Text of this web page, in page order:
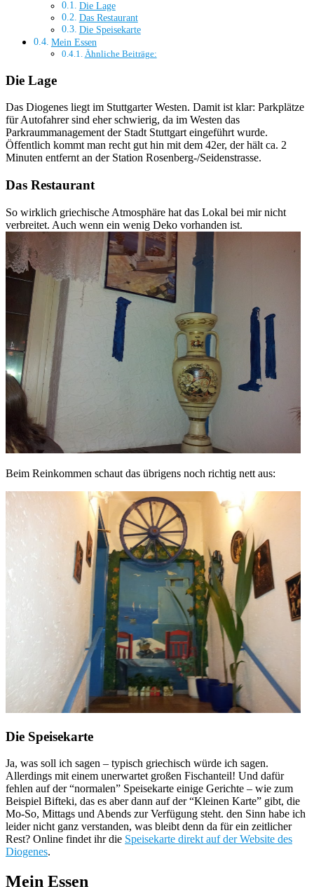
Die Lage
Das Restaurant
Die Speisekarte
Mein Essen
Ähnliche Beiträge:
Die Lage
Das Diogenes liegt im Stuttgarter Westen. Damit ist klar: Parkplätze
für Autofahrer sind eher schwierig, da im Westen das
Parkraummanagement der Stadt Stuttgart eingeführt wurde.
Öffentlich kommt man recht gut hin mit dem 42er, der hält ca. 2
Minuten entfernt an der Station Rosenberg-/Seidenstrasse.
Das Restaurant
So wirklich griechische Atmosphäre hat das Lokal bei mir nicht
verbreitet. Auch wenn ein wenig Deko vorhanden ist.
Beim Reinkommen schaut das übrigens noch richtig nett aus:
Die Speisekarte
Ja, was soll ich sagen – typisch griechisch würde ich sagen.
Allerdings mit einem unerwartet großen Fischanteil! Und dafür
fehlen auf der “normalen” Speisekarte einige Gerichte – wie zum
Beispiel Bifteki, das es aber dann auf der “Kleinen Karte” gibt, die
Mo-So, Mittags und Abends zur Verfügung steht. den Sinn habe ich
leider nicht ganz verstanden, was bleibt denn da für ein zeitlicher
Rest? Online findet ihr die Speisekarte direkt auf der Website des
Diogenes.
Mein Essen